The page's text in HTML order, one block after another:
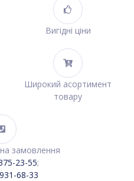
Вигідні ціни
Широкий асортимент
товару
замовлення
23-55;
68-33